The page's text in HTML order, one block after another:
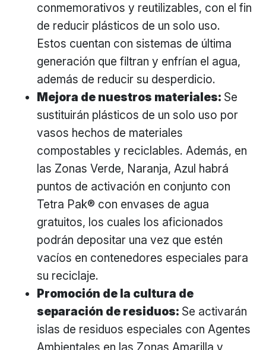
conmemorativos y reutilizables, con el fin
de reducir plásticos de un solo uso.
Estos cuentan con sistemas de última
generación que filtran y enfrían el agua,
además de reducir su desperdicio.
Mejora de nuestros materiales: Se
sustituirán plásticos de un solo uso por
vasos hechos de materiales
compostables y reciclables. Además, en
las Zonas Verde, Naranja, Azul habrá
puntos de activación en conjunto con
Tetra Pak® con envases de agua
gratuitos, los cuales los aficionados
podrán depositar una vez que estén
vacíos en contenedores especiales para
su reciclaje.
Promoción de la cultura de
separación de residuos: Se activarán
islas de residuos especiales con Agentes
Ambientales en las Zonas Amarilla y